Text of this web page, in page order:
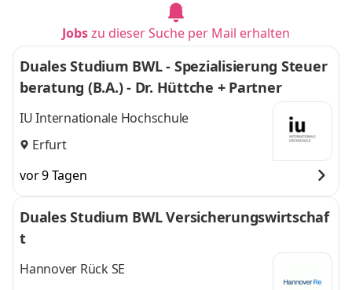
Jobszu dieser Suche per Mail erhalten
Duales Studium BWL - Spezialisierung Steuer
beratung (B.A.) - Dr. Hüttche + Partner
IU Internationale Hochschule
Erfurt
vor 9 Tagen
Duales Studium BWL Versicherungswirtschaf
t
Hannover Rück SE